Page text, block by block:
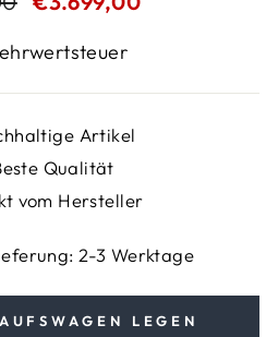
Artikel
Qualität
vom Hersteller
2-3 Werktage
LEGEN